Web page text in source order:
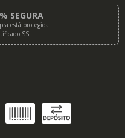
SEGURA
está protegida!
SSL